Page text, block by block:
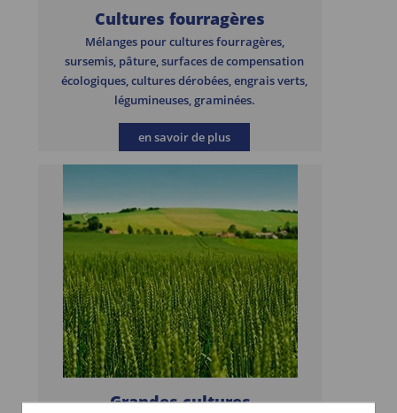
Cultures fourragères
Mélanges pour cultures fourragères,
sursemis, pâture, surfaces de compensation
écologiques, cultures dérobées, engrais verts,
légumineuses, graminées.
en savoir de plus
Grandes cultures